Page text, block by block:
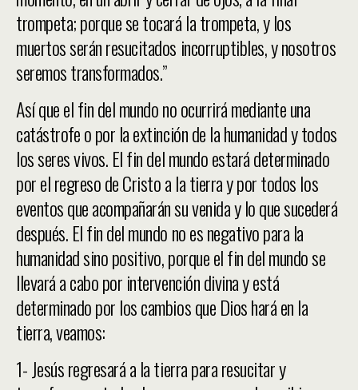
trompeta; porque se tocará la trompeta, y los
muertos serán resucitados incorruptibles, y nosotros
seremos transformados.”
Así que el fin del mundo no ocurrirá mediante una
catástrofe o por la extinción de la humanidad y todos
los seres vivos. El fin del mundo estará determinado
por el regreso de Cristo a la tierra y por todos los
eventos que acompañarán su venida y lo que sucederá
después. El fin del mundo no es negativo para la
humanidad sino positivo, porque el fin del mundo se
llevará a cabo por intervención divina y está
determinado por los cambios que Dios hará en la
tierra, veamos:
1- Jesús regresará a la tierra para resucitar y